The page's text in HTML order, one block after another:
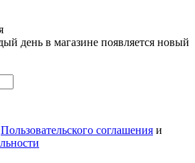
день в магазине появляется новый
Пользовательского соглашения и